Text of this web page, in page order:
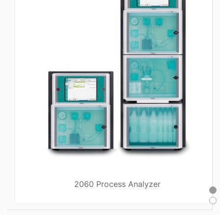
2060 Process Analyzer